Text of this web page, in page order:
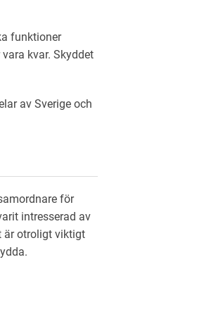
funktioner
kvar. Skyddet
av Sverige och
för
intresserad av
är otroligt viktigt